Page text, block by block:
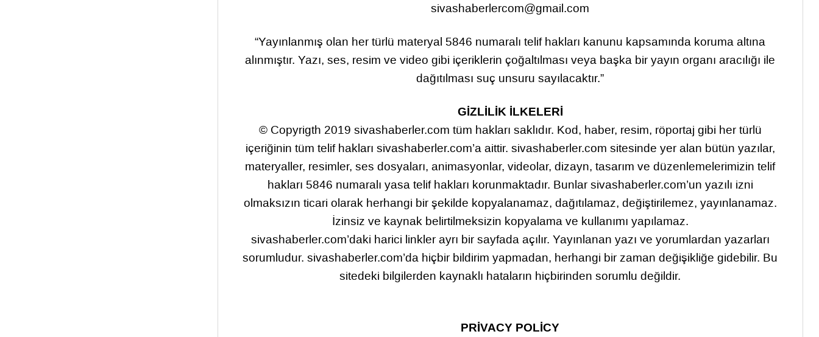
sivashaberlercom@gmail.com
“Yayınlanmış olan her türlü materyal 5846 numaralı telif hakları kanunu kapsamında koruma altına
alınmıştır. Yazı, ses, resim ve video gibi içeriklerin çoğaltılması veya başka bir yayın organı aracılığı ile
dağıtılması suç unsuru sayılacaktır.”
GİZLİLİK İLKELERİ
© Copyrigth 2019 sivashaberler.com tüm hakları saklıdır. Kod, haber, resim, röportaj gibi her türlü
içeriğinin tüm telif hakları sivashaberler.com’a aittir. sivashaberler.com sitesinde yer alan bütün yazılar,
materyaller, resimler, ses dosyaları, animasyonlar, videolar, dizayn, tasarım ve düzenlemelerimizin telif
hakları 5846 numaralı yasa telif hakları korunmaktadır. Bunlar sivashaberler.com’un yazılı izni
olmaksızın ticari olarak herhangi bir şekilde kopyalanamaz, dağıtılamaz, değiştirilemez, yayınlanamaz.
İzinsiz ve kaynak belirtilmeksizin kopyalama ve kullanımı yapılamaz.
sivashaberler.com’daki harici linkler ayrı bir sayfada açılır. Yayınlanan yazı ve yorumlardan yazarları
sorumludur. sivashaberler.com’da hiçbir bildirim yapmadan, herhangi bir zaman değişikliğe gidebilir. Bu
sitedeki bilgilerden kaynaklı hataların hiçbirinden sorumlu değildir.
PRİVACY POLİCY